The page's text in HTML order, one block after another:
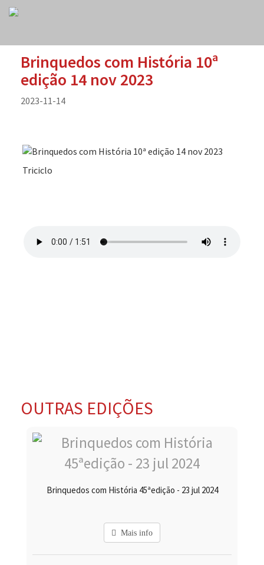
Brinquedos com História 10ª
edição 14 nov 2023
2023-11-14
Triciclo
OUTRAS EDIÇÕES
Brinquedos com História 45ªedição - 23 jul 2024
Mais info